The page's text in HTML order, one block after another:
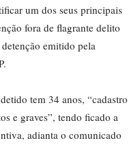
um dos seus principais
fora de flagrante delito
emitido pela
tem 34 anos, “cadastro
e graves”, tendo ficado a
adianta o comunicado